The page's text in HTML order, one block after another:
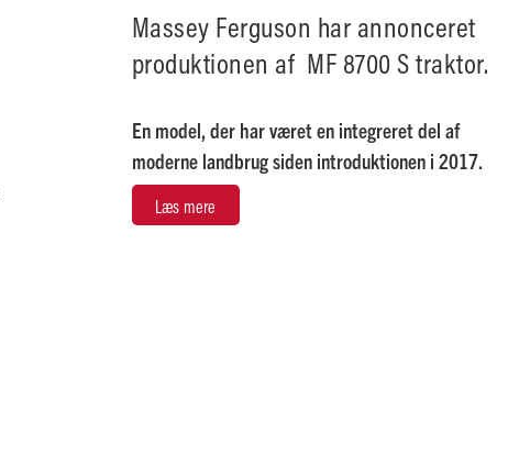
Massey Ferguson har annonceret
produktionen af ​ MF 8700 S traktor.
En model, der har været en integreret del af
moderne landbrug siden introduktionen i 2017.
Læs mere